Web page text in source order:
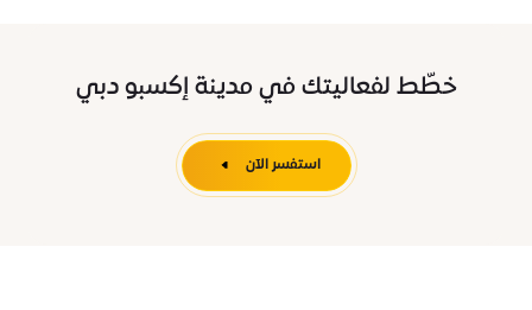
خطّط لفعاليتك في مدينة إكسبو دبي
استفسر الآن